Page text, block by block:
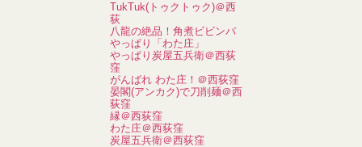
TukTuk(トゥクトゥク)＠西
荻
八龍の絶品！角煮ビビンバ
やっぱり「わた庄」
やっぱり炭屋五兵衛＠西荻
窪
がんばれ わた庄！＠西荻窪
晏閣(アンカク)で刀削麺＠西
荻窪
縁＠西荻窪
わた庄＠西荻窪
炭屋五兵衛＠西荻窪